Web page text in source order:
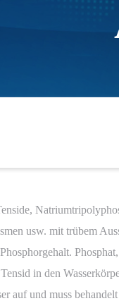
usw. mit trübem
in den
auf und muss